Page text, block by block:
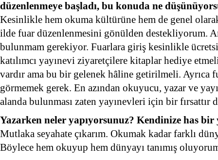
düzenlenmeye başladı, bu konuda ne
Kesinlikle hem okuma kültürüne hem de genel
ilde fuar düzenlenmesini gönülden destekliyorum.
bulunmam gerekiyor. Fuarlara giriş kesinlikle
katılımcı yayınevi ziyaretçilere kitaplar hediye
vardır ama bu bir gelenek hâline getirilmeli. Ayrıca
görmemek gerek. En azından okuyucu, yazar ve
alanda bulunması zaten yayınevleri için bir fırsattır
Yazarken neler yapıyorsunuz? Kendinize has
Mutlaka seyahate çıkarım. Okumak kadar farklı
Böylece hem okuyup hem dünyayı tanımış